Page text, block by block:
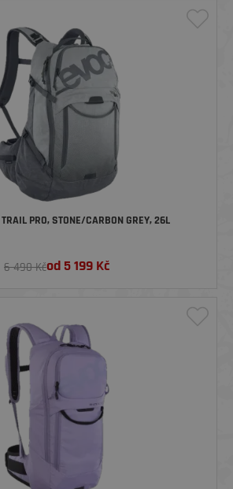
PRO, STONE/CARBON GREY, 26L
6 490 Kčod 5 199 Kč